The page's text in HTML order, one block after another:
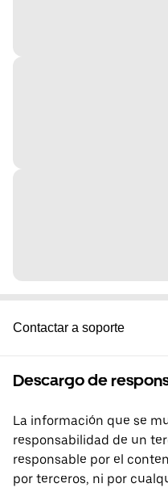
Contactar a soporte
Descargo de
La información que se
responsabilidad de un
responsable por el
por terceros, ni por